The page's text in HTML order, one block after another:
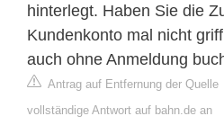
hinterlegt. Haben Sie die
Kundenkonto mal nicht
auch ohne Anmeldung
Antrag auf Entfernung der Quelle
vollständige Antwort auf bahn.de an